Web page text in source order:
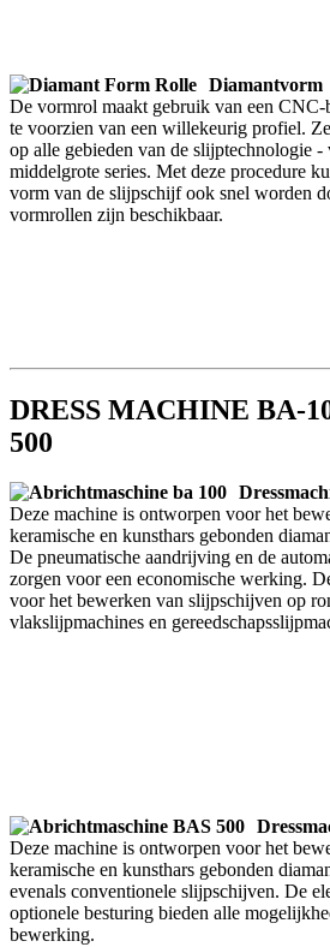
Diamantvorm
De vormrol maakt gebruik van een
te voorzien van een willekeurig profiel.
op alle gebieden van de slijptechnologie -
middelgrote series. Met deze procedure
vorm van de slijpschijf ook snel worden
vormrollen zijn beschikbaar.
DRESS MACHINE BA-
500
Deze machine is ontworpen voor het
keramische en kunsthars gebonden
De pneumatische aandrijving en de
zorgen voor een economische werking.
voor het bewerken van slijpschijven op
vlakslijpmachines en
Deze machine is ontworpen voor het
keramische en kunsthars gebonden
evenals conventionele slijpschijven. De
optionele besturing bieden alle
bewerking.